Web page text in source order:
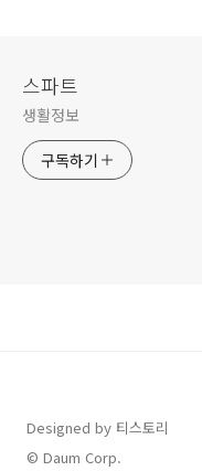
스파트
생활정보
구독하기
Designed by 티스토리
© Daum Corp.